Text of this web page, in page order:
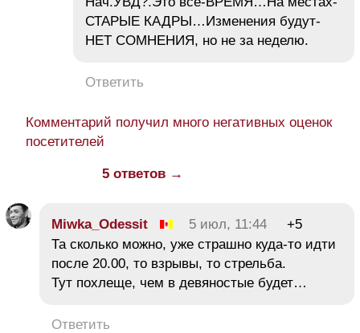
СТАРЫЕ КАДРЫ…Изменения будут-
НЕТ СОМНЕНИЯ, но не за неделю.
Ответить
Комментарий получил много негативных оценок
посетителей
5 ответов →
Miwka_Odessit 5 июл, 11:44
+5
Та сколько можно, уже страшно куда-то идти
после 20.00, то взрывы, то стрельба.
Тут похлеще, чем в девяностые будет…
Ответить